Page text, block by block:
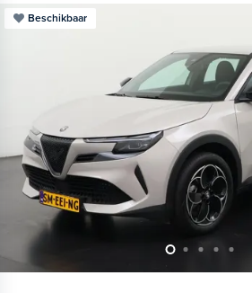
Beschikbaar